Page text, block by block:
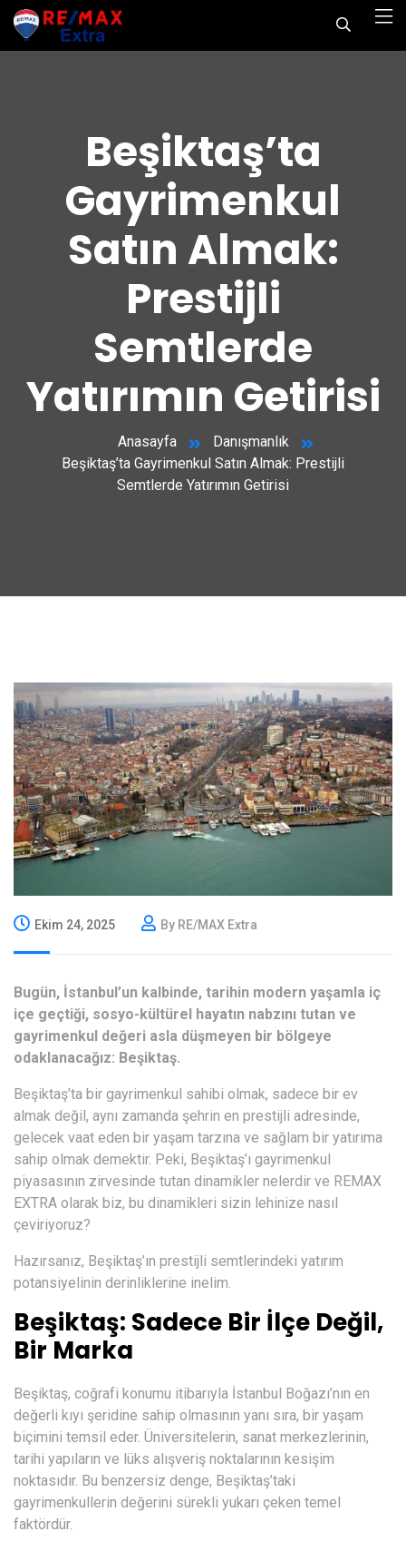
Beşiktaş’ta
Gayrimenkul
Satın Almak:
Prestijli
Semtlerde
Yatırımın Getirisi
Anasayfa
Danışmanlık
Beşiktaş’ta Gayrimenkul Satın Almak: Prestijli
Semtlerde Yatırımın Getirisi
Ekim 24, 2025 By RE/MAX Extra
Bugün, İstanbul’un kalbinde, tarihin modern yaşamla iç
içe geçtiği, sosyo-kültürel hayatın nabzını tutan ve
gayrimenkul değeri asla düşmeyen bir bölgeye
odaklanacağız: Beşiktaş.
Beşiktaş’ta bir gayrimenkul sahibi olmak, sadece bir ev
almak değil, aynı zamanda şehrin en prestijli adresinde,
gelecek vaat eden bir yaşam tarzına ve sağlam bir yatırıma
sahip olmak demektir. Peki, Beşiktaş’ı gayrimenkul
piyasasının zirvesinde tutan dinamikler nelerdir ve REMAX
EXTRA olarak biz, bu dinamikleri sizin lehinize nasıl
çeviriyoruz?
Hazırsanız, Beşiktaş’ın prestijli semtlerindeki yatırım
potansiyelinin derinliklerine inelim.
Beşiktaş: Sadece Bir İlçe Değil,
Bir Marka
Beşiktaş, coğrafi konumu itibarıyla İstanbul Boğazı’nın en
değerli kıyı şeridine sahip olmasının yanı sıra, bir yaşam
biçimini temsil eder. Üniversitelerin, sanat merkezlerinin,
tarihi yapıların ve lüks alışveriş noktalarının kesişim
noktasıdır. Bu benzersiz denge, Beşiktaş’taki
gayrimenkullerin değerini sürekli yukarı çeken temel
faktördür.